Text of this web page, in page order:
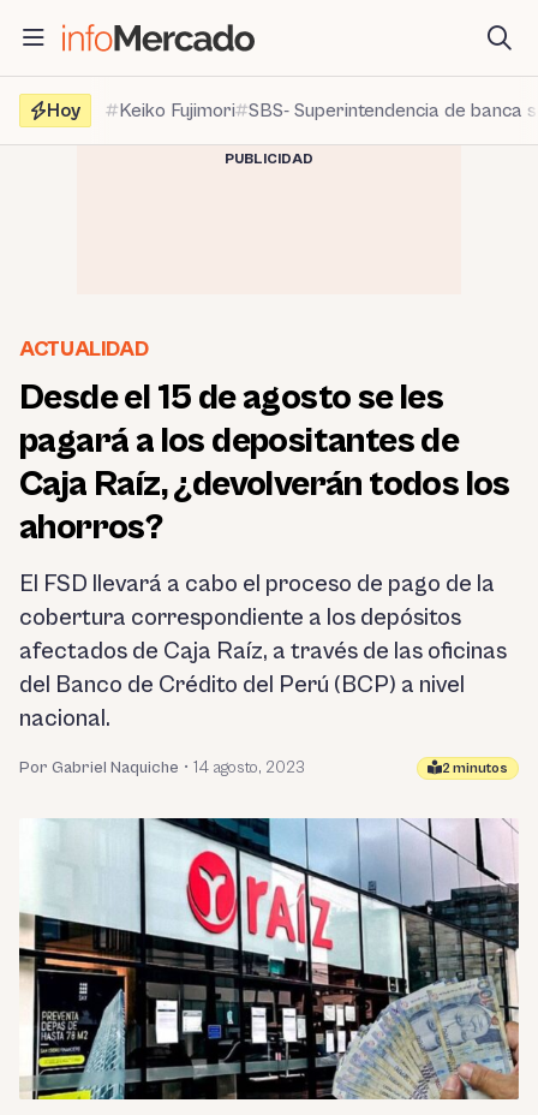
contenido
Hoy
Keiko Fujimori SBS- Superintendencia de banca
PUBLICIDAD
ACTUALIDAD
Desde el 15 de agosto se les
pagará a los depositantes de
Caja Raíz, ¿devolverán todos los
ahorros?
El FSD llevará a cabo el proceso de pago de la
cobertura correspondiente a los depósitos
afectados de Caja Raíz, a través de las oficinas
del Banco de Crédito del Perú (BCP) a nivel
nacional.
Por Gabriel Naquiche • 14 agosto, 2023 2 minutos